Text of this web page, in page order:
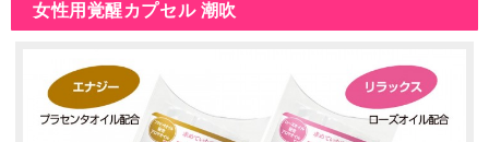
女性用覚醒カプセル 潮吹